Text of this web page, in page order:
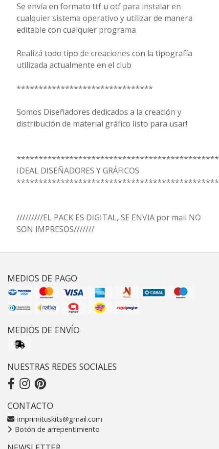
Se envía en formato ttf u otf para instalar en
cualquier sistema operativo y utilizar de manera
editable con cualquier programa
Realizá todo tipo de creaciones con la tipografía
utilizada actualmente en el club
*******************************
Somos Diseñadores dedicados a la creación y
distribución de material gráfico listo para usar!
IDEAL DISEÑADORES Y GRÁFICOS
/////////EL PACK ES DIGITAL, SE ENVIA por mail NO
SON IMPRESOS///////
MEDIOS DE PAGO
MEDIOS DE ENVÍO
NUESTRAS REDES SOCIALES
CONTACTO
imprimituskits@gmail.com
Botón de arrepentimiento